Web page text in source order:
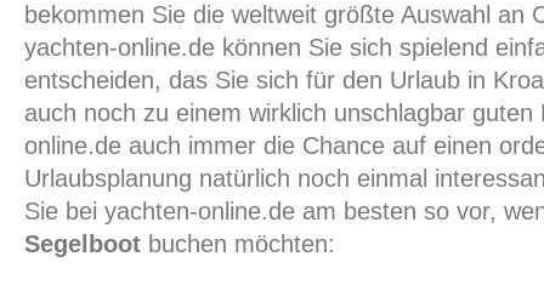
bekommen Sie die weltweit größte Auswahl an
yachten-online.de können Sie sich spielend
entscheiden, das Sie sich für den Urlaub in
auch noch zu einem wirklich unschlagbar
online.de auch immer die Chance auf einen
Urlaubsplanung natürlich noch einmal
Sie bei yachten-online.de am besten so vor,
Segelbootbuchen möchten: